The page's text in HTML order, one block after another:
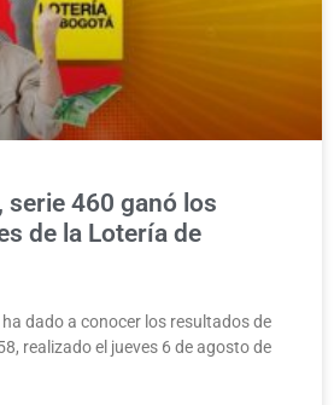
serie 460 ganó los
de la Lotería de
dado a conocer los resultados de
realizado el jueves 6 de agosto de